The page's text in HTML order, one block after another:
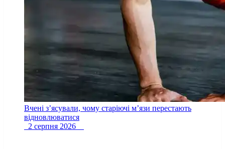
Вчені з’ясували, чому старіючі м’язи перестають
відновлюватися
2 серпня 2026